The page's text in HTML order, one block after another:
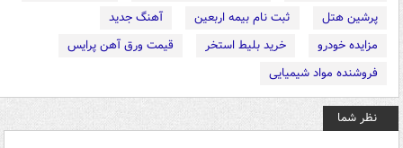
پرشین هتل
ثبت نام بیمه اربعین
آهنگ جدید
مزایده خودرو
خرید بلیط استخر
قیمت ورق آهن پرایس
فروشنده مواد شیمیایی
نظر شما